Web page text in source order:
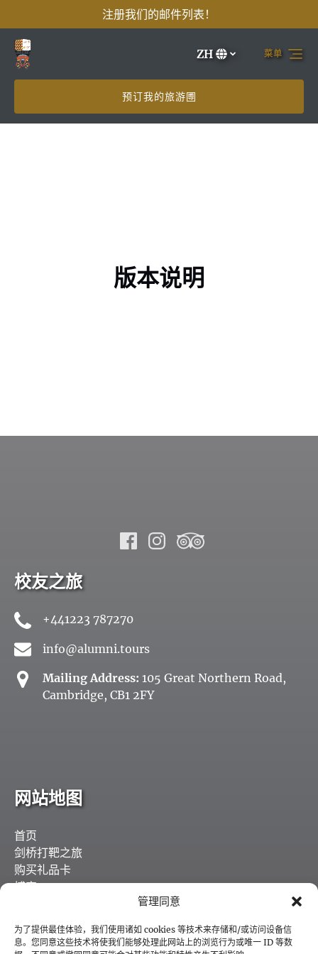
管理同意
为了提供最佳体验，我们使用诸如 cookies 等技术来存储和/或访问设备信
息。您同意这些技术将使我们能够处理此网站上的浏览行为或唯一 ID 等数
注册我们的邮件列表！
择
的
ZH
预订我的旅游圑
菜单
版本说明
校友之旅
+441223 787270
info@alumni.tours
Mailing Address: 105 Great Northern Road,
Cambridge, CB1 2FY
网站地图
首页
剑桥打靶之旅
购买礼品卡
博客
我们的合作伙伴